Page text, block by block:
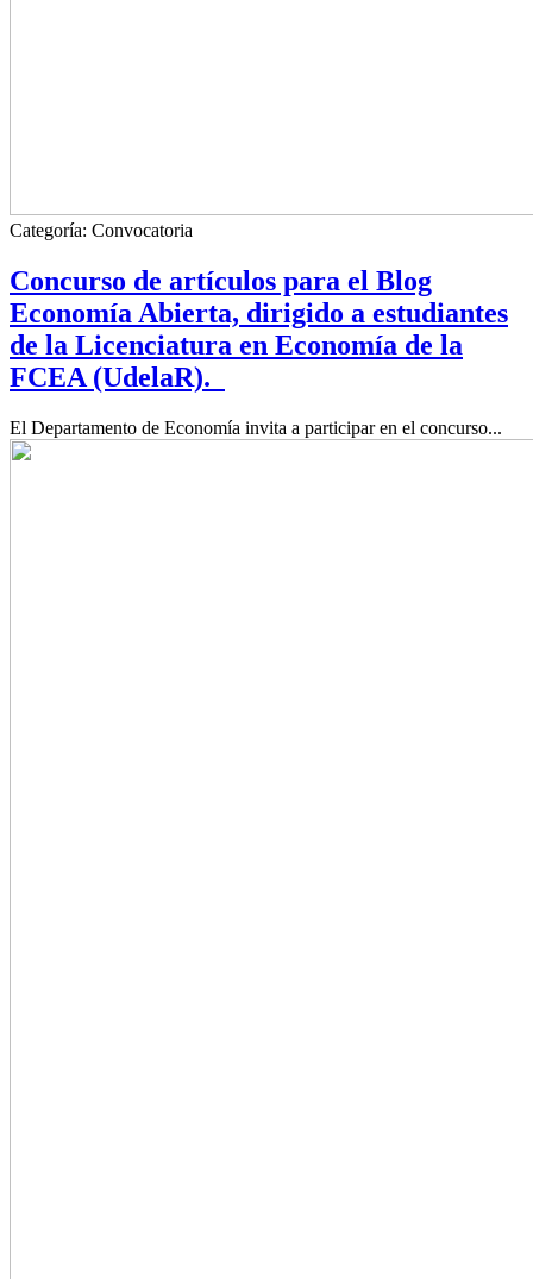
Categoría: Convocatoria
Concurso de artículos para el Blog
Economía Abierta, dirigido a estudiantes
de la Licenciatura en Economía de la
FCEA (UdelaR).
El Departamento de Economía invita a participar en el concurso...